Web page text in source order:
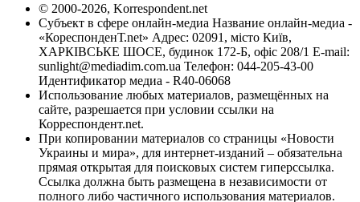
© 2000-2026, Korrespondent.net
Субъект в сфере онлайн-медиа Название онлайн-медиа -
«КореспонденТ.net» Адрес: 02091, місто Київ,
ХАРКІВСЬКЕ ШОСЕ, будинок 172-Б, офіс 208/1 E-mail:
sunlight@mediadim.com.ua Телефон: 044-205-43-00
Идентификатор медиа - R40-06068
Использование любых материалов, размещённых на
сайте, разрешается при условии ссылки на
Корреспондент.net.
При копировании материалов со страницы «Новости
Украины и мира», для интернет-изданий – обязательна
прямая открытая для поисковых систем гиперссылка.
Ссылка должна быть размещена в независимости от
полного либо частичного использования материалов.